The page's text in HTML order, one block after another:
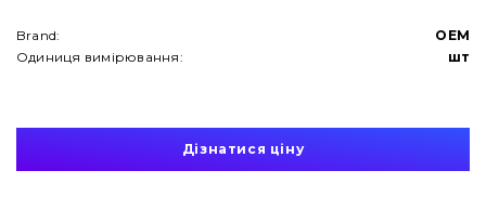
Brand:
OEM
Одиниця вимірювання:
шт
Дізнатися ціну